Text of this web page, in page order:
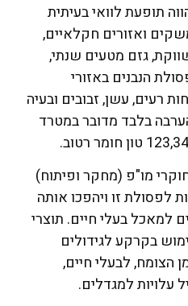
תופעת לוואי בעיתית
ואזורים חקלאיים,
גזם מטעים שנתי,
הנבנים באזורי
רעים, עשן, זבובים ובעיה
בלבד מדובר במטרד
מו"פ (מחקר ופיתוח)
לפסולת זו ויהפכו אותה
למאכל בעלי חיים. תוצרי
בקרקע לגידולים
הצומח, לבעלי חיים,
עלויות למגדלים.